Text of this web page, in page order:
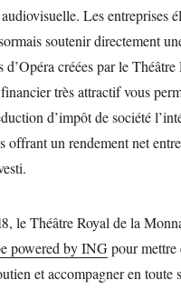
Les entreprises
soutenir directement
d’Opéra créées par le
très attractif vous
d’impôt de société
offrant un rendement net
le Théâtre Royal de la
powered by INGpour mettre
et accompagner en toute